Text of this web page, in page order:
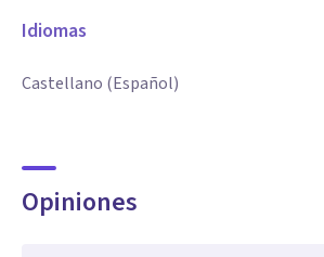
Idiomas
Castellano (Español)
Opiniones